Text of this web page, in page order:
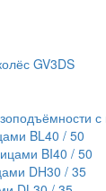
GV3DS
BL40 / 50
BI40 / 50
DH30 / 35